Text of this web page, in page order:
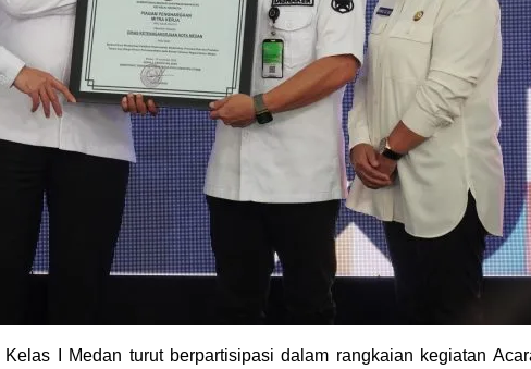
I Medan turut berpartisipasi dalam rangkaian kegiatan